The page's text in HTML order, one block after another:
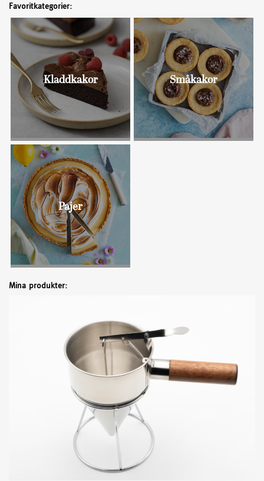
Favoritkategorier:
Kladdkakor Småkakor
Pajer
Mina produkter: